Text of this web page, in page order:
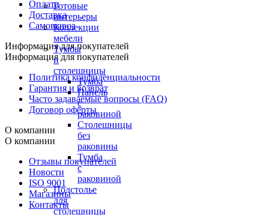
Готовые
интерьеры
Коллекции
мебели
Тумбы
и
столешницы
Тумба
Панель
с
раковиной
Столешницы
без
раковины
Тумба
с
раковиной
Подстолье
для
столешницы
Оплата
Доставка
Самовывоз
Информация для покупателей
Информация для покупателей
Политика конфиденциальности
Гарантия и возврат
Часто задаваемые вопросы (FAQ)
Договор оферты
О компании
О компании
Отзывы покупателей
Новости
ISO 9001
Магазины
Контакты